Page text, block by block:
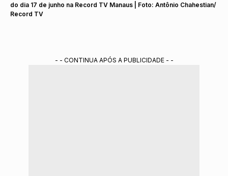
do dia 17 de junho na Record TV Manaus | Foto: Antônio Chahestian/
Record TV
- - CONTINUA APÓS A PUBLICIDADE - -